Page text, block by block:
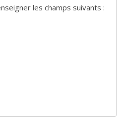
les champs suivants :